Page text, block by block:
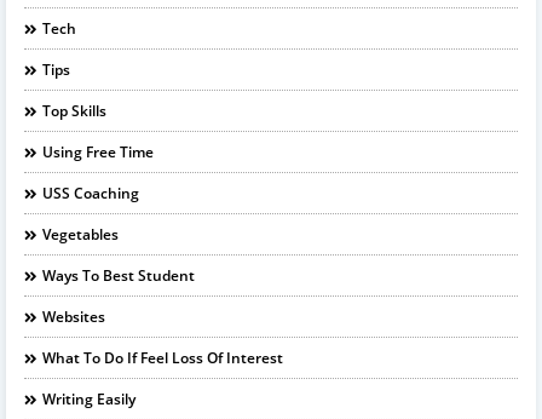
Tech
Tips
Top Skills
Using Free Time
USS Coaching
Vegetables
Ways To Best Student
Websites
What To Do If Feel Loss Of Interest
Writing Easily